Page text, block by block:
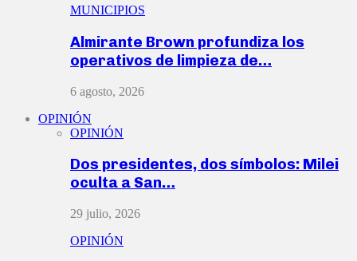
MUNICIPIOS
Almirante Brown profundiza los
operativos de limpieza de…
6 agosto, 2026
OPINIÓN
OPINIÓN
Dos presidentes, dos símbolos: Milei
oculta a San…
29 julio, 2026
OPINIÓN